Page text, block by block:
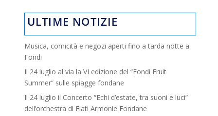
ULTIME NOTIZIE
Musica, comicità e negozi aperti fino a tarda notte a
Fondi
Il 24 luglio al via la VI edizione del “Fondi Fruit
Summer” sulle spiagge fondane
Il 24 luglio il Concerto “Echi d’estate, tra suoni e luci”
dell’orchestra di Fiati Armonie Fondane